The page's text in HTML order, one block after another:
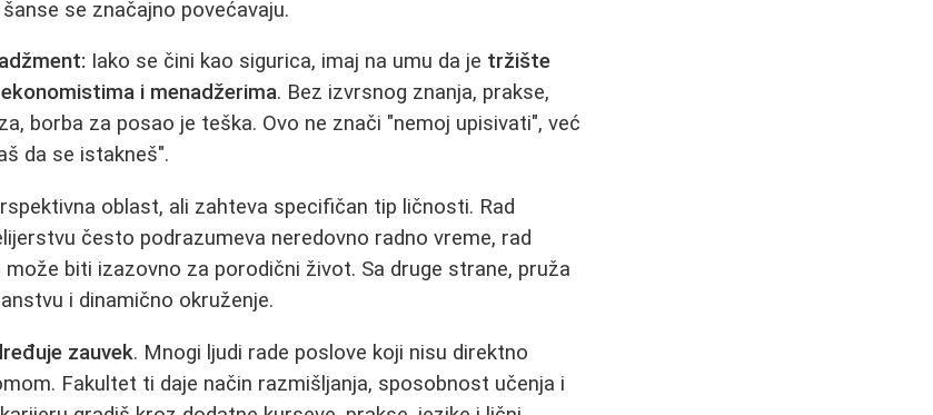
se značajno povećavaju.
Iako se čini kao sigurica, imaj na umu da je tržište
i menadžerima. Bez izvrsnog znanja, prakse,
borba za posao je teška. Ovo ne znači "nemoj upisivati", već
da se istakneš".
oblast, ali zahteva specifičan tip ličnosti. Rad
često podrazumeva neredovno radno vreme, rad
biti izazovno za porodični život. Sa druge strane, pruža
i dinamično okruženje.
zauvek. Mnogi ljudi rade poslove koji nisu direktno
Fakultet ti daje način razmišljanja, sposobnost učenja i